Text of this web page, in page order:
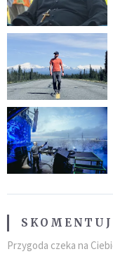
Przygoda czeka na